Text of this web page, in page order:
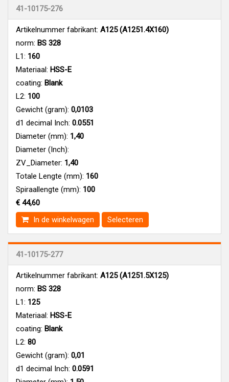
41-10175-276
Artikelnummer fabrikant: A125 (A1251.4X160)
norm: BS 328
L1: 160
Materiaal: HSS-E
coating: Blank
L2: 100
Gewicht (gram): 0,0103
d1 decimal Inch: 0.0551
Diameter (mm): 1,40
Diameter (Inch):
ZV_Diameter: 1,40
Totale Lengte (mm): 160
Spiraallengte (mm): 100
€ 44,60
In de winkelwagen
Selecteren
41-10175-277
Artikelnummer fabrikant: A125 (A1251.5X125)
norm: BS 328
L1: 125
Materiaal: HSS-E
coating: Blank
L2: 80
Gewicht (gram): 0,01
d1 decimal Inch: 0.0591